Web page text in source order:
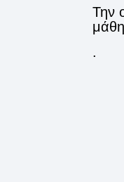
Την
.